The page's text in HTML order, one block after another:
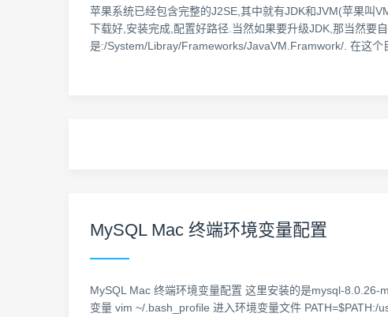
苹果系统已经包含完整的J2SE,其中就有JDK和JVM(苹果叫
下载好,安装完成,配置好路径.当然如果要升级JDK,那当然要
是:/System/Libray/Frameworks/JavaVM.Framwork/. 在这
MySQL Mac 终端环境变量配置
MySQL Mac 终端环境变量配置 这里安装的是mysql-
变量 vim ~/.bash_profile 进入环境变量文件